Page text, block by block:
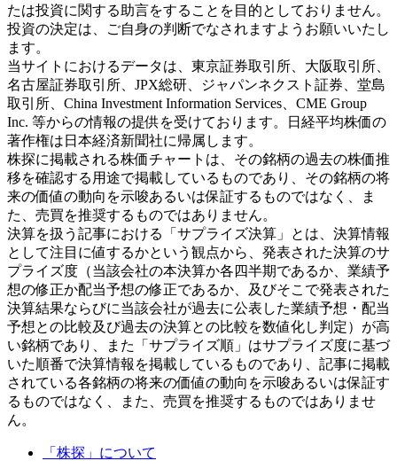
たは投資に関する助言をすることを目的としておりません。
投資の決定は、ご自身の判断でなされますようお願いいたし
ます。
当サイトにおけるデータは、東京証券取引所、大阪取引所、
名古屋証券取引所、JPX総研、ジャパンネクスト証券、堂島
取引所、China Investment Information Services、CME Group
Inc. 等からの情報の提供を受けております。日経平均株価の
著作権は日本経済新聞社に帰属します。
株探に掲載される株価チャートは、その銘柄の過去の株価推
移を確認する用途で掲載しているものであり、その銘柄の将
来の価値の動向を示唆あるいは保証するものではなく、ま
た、売買を推奨するものではありません。
決算を扱う記事における「サプライズ決算」とは、決算情報
として注目に値するかという観点から、発表された決算のサ
プライズ度（当該会社の本決算か各四半期であるか、業績予
想の修正か配当予想の修正であるか、及びそこで発表された
決算結果ならびに当該会社が過去に公表した業績予想・配当
予想との比較及び過去の決算との比較を数値化し判定）が高
い銘柄であり、また「サプライズ順」はサプライズ度に基づ
いた順番で決算情報を掲載しているものであり、記事に掲載
されている各銘柄の将来の価値の動向を示唆あるいは保証す
るものではなく、また、売買を推奨するものではありませ
ん。
「株探」について